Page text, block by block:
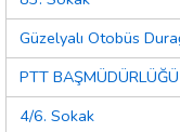
Güzelyalı Otobüs
PTT BAŞMÜDÜRLÜĞÜ
4/6. Sokak